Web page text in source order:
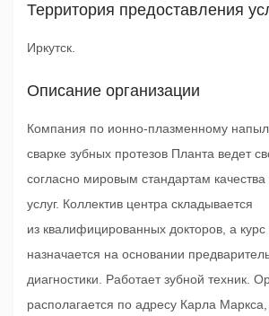
Территория предоставления
Иркутск.
Описание организации
Компания по ионно-плазменному
сварке зубных протезов Планта ведет
согласно мировым стандартам
услуг. Коллектив центра складывается
из квалифицированных докторов, а курс
назначается на основании
диагностики. Работает зубной техник.
располагается по адресу Карла